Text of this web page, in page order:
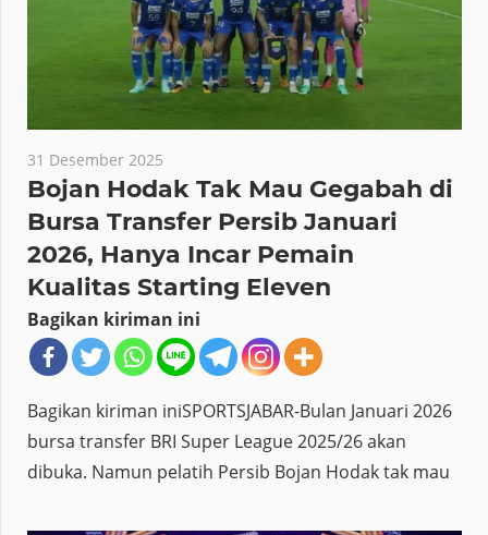
31 Desember 2025
Bojan Hodak Tak Mau Gegabah di
Bursa Transfer Persib Januari
2026, Hanya Incar Pemain
Kualitas Starting Eleven
Bagikan kiriman ini
Bagikan kiriman iniSPORTSJABAR-Bulan Januari 2026
bursa transfer BRI Super League 2025/26 akan
dibuka. Namun pelatih Persib Bojan Hodak tak mau